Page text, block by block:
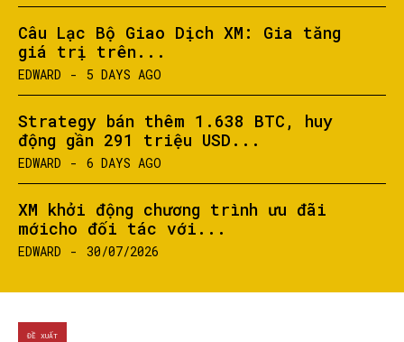
Câu Lạc Bộ Giao Dịch XM: Gia tăng
giá trị trên...
EDWARD - 5 DAYS AGO
Strategy bán thêm 1.638 BTC, huy
động gần 291 triệu USD...
EDWARD - 6 DAYS AGO
XM khởi động chương trình ưu đãi
mớicho đối tác với...
EDWARD - 30/07/2026
ĐỀ XUẤT